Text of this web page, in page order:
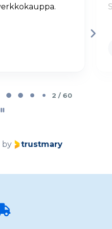
2 / 60
by trustmary